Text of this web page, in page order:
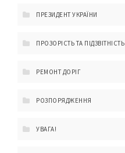
ПРЕЗИДЕНТ УКРАЇНИ
ПРОЗОРІСТЬ ТА ПІДЗВІТНІСТЬ
РЕМОНТ ДОРІГ
РОЗПОРЯДЖЕННЯ
УВАГА!